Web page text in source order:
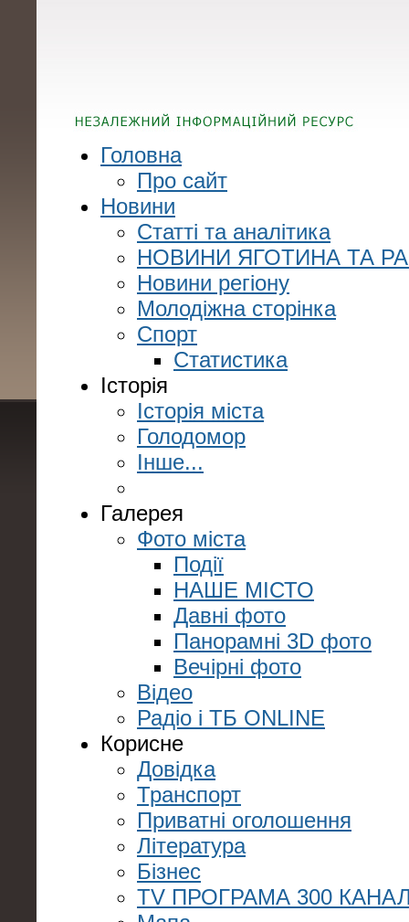
Головна
Про сайт
Новини
Статті та аналітика
НОВИНИ ЯГОТИНА ТА
Новини регіону
Молодіжна сторінка
Спорт
Статистика
Історія
Історія міста
Голодомор
Інше...
Галерея
Фото міста
Події
НАШЕ МІСТО
Давні фото
Панорамні 3D фото
Вечірні фото
Відео
Радіо і ТБ ONLINE
Корисне
Довідка
Транспорт
Приватні оголошення
Література
Бізнес
TV ПРОГРАМА 300